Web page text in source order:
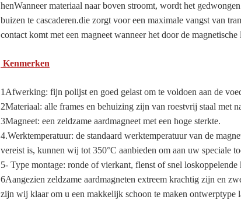
henWanneer materiaal naar boven stroomt, wordt het
buizen te cascaderen.die zorgt voor een maximale vangst van
contact komt met een magneet wanneer het door de
Kenmerken
1Afwerking: fijn polijst en goed gelast om te voldoen aan de
2Materiaal: alle frames en behuizing zijn van roestvrij staal met
3Magneet: een zeldzame aardmagneet met een hoge sterkte.
4.Werktemperatuur: de standaard werktemperatuur van de
vereist is, kunnen wij tot 350°C aanbieden om aan uw speciale
5- Type montage: ronde of vierkant, flenst of snel
6Aangezien zeldzame aardmagneten extreem krachtig zijn en
zijn wij klaar om u een makkelijk schoon te maken ontwerptype